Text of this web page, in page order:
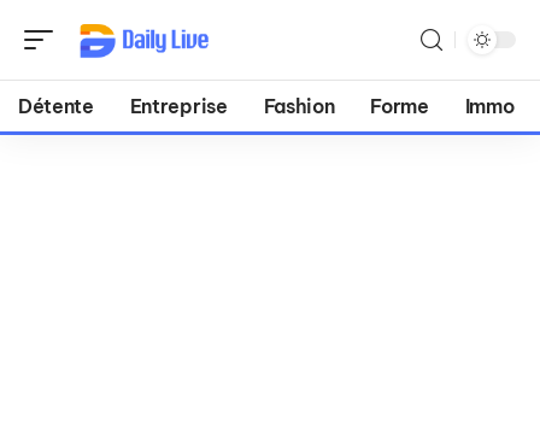
Détente Entreprise Fashion Forme Immo